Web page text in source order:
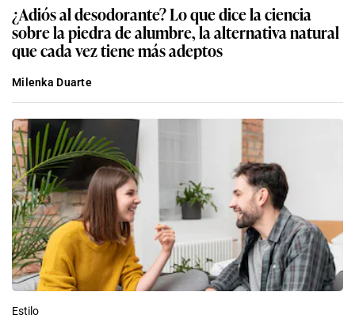
¿Adiós al desodorante? Lo que dice la ciencia
sobre la piedra de alumbre, la alternativa natural
que cada vez tiene más adeptos
Milenka Duarte
Estilo